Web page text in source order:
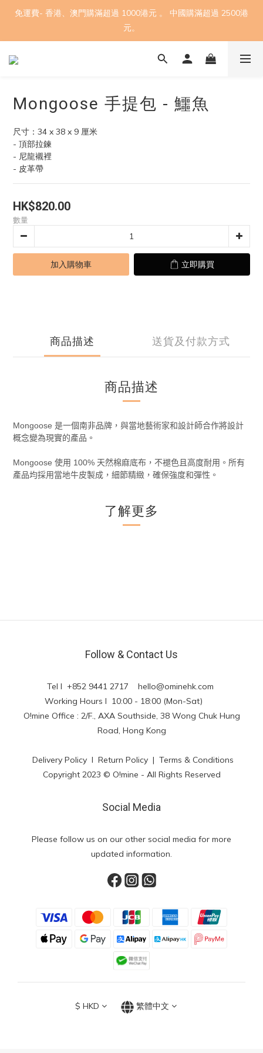
免運費- 香港、澳門購滿超過 1000港元 。 中國購滿超過 2500港
元。
Mongoose 手提包 - 鱷魚
尺寸：34 x 38 x 9 厘米
- 頂部拉鍊
- 尼龍襯裡
- 皮革帶
HK$820.00
數量
加入購物車 立即購買
商品描述 送貨及付款方式
商品描述
Mongoose 是一個南非品牌，與當地藝術家和設計師合作將設計
概念變為現實的產品。
Mongoose 使用 100% 天然棉麻底布，不褪色且高度耐用。所有
產品均採用當地牛皮製成，細節精緻，確保強度和彈性。
了解更多
Follow & Contact Us
Tel l +852 9441 2717 hello@ominehk.com
Working Hours l 10:00 - 18:00 (Mon-Sat)
O!mine Office : 2/F., AXA Southside, 38 Wong Chuk Hung
Road, Hong Kong
Delivery Policyl Return Policy | Terms & Conditions
Copyright 2023 © O!mine - All Rights Reserved
Social Media
Please follow us on our other social media for more
updated information.
$ HKD 繁體中文